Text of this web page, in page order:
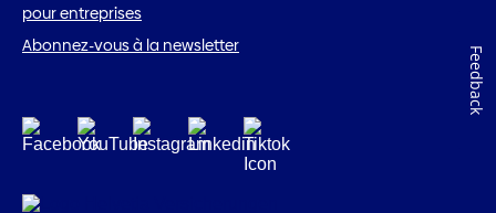
pour entreprises
Abonnez-vous à la newsletter
Feedback